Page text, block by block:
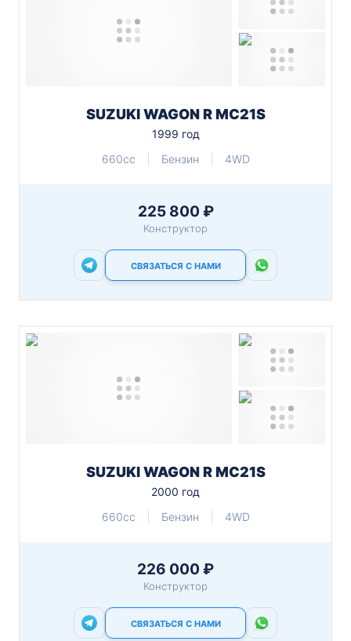
SUZUKI WAGON R MC21S
1999 год
660cc
Бензин 4WD
225 800 ₽
Конструктор
СВЯЗАТЬСЯ С НАМИ
SUZUKI WAGON R MC21S
2000 год
660cc
Бензин 4WD
226 000 ₽
Конструктор
СВЯЗАТЬСЯ С НАМИ